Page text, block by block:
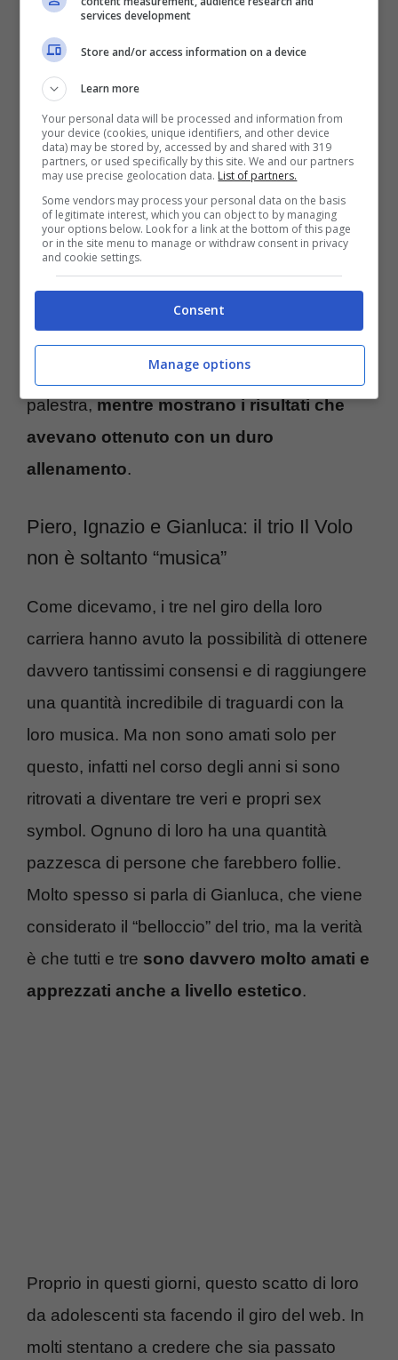
Piero, Ignazio e Gianluca non hanno
neanche trent’anni, il che sembra assurdo
perché in tutto questo tempo pare che
abbiano vissuto praticamente 10 vite. Infatti
sembra difficile da credere che non sia
passato poi così tanto tempo da quando
erano soltanto tre adolescenti che cercavano
anche di divertirsi oltre a cantare in tutto il
mondo. Proprio in questi giorni, sta facendo il
giro del web uno scatto che vede i tre
cantanti a torso nudo, probabilmente in
palestra,mentre mostrano i risultati che
avevano ottenuto con un duro
allenamento.
Piero, Ignazio e Gianluca: il trio Il Volo
non è soltanto “musica”
Come dicevamo, i tre nel giro della loro
carriera hanno avuto la possibilità di ottenere
davvero tantissimi consensi e di raggiungere
una quantità incredibile di traguardi con la
loro musica. Ma non sono amati solo per
questo, infatti nel corso degli anni si sono
ritrovati a diventare tre veri e propri sex
symbol. Ognuno di loro ha una quantità
pazzesca di persone che farebbero follie.
Molto spesso si parla di Gianluca, che viene
considerato il “belloccio” del trio, ma la verità
è che tutti e tre sono davvero molto amati e
apprezzati anche a livello estetico.
Proprio in questi giorni, questo scatto di loro
da adolescenti sta facendo il giro del web. In
molti stentano a credere che sia passato
services development
Store and/or access information on a device
Learn more
Your personal data will be processed and information from
your device (cookies, unique identifiers, and other device
data) may be stored by, accessed by and shared with 319
partners, or used specifically by this site. We and our partners
may use precise geolocation data. List of partners.
Some vendors may process your personal data on the basis
of legitimate interest, which you can object to by managing
your options below. Look for a link at the bottom of this page
or in the site menu to manage or withdraw consent in privacy
and cookie settings.
Consent
Manage options